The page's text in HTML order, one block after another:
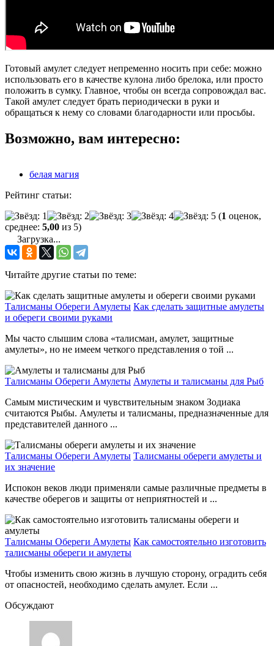
Готовый амулет следует непременно носить при себе: можно
использовать его в качестве кулона либо брелока, или просто
положить в сумку. Главное, чтобы он всегда сопровождал вас.
Такой амулет следует брать периодически в руки и
обращаться к нему со словами благодарности или просьбы.
Возможно, вам интересно:
белая магия
Рейтинг статьи:
(1 оценок,
среднее: 5,00 из 5)
Загрузка...
Читайте другие статьи по теме:
Талисманы Обереги Амулеты Как сделать защитные амулеты
и обереги своими руками
Мы часто слышим слова «талисман, амулет, защитные
амулеты», но не имеем четкого представления о той ...
Талисманы Обереги Амулеты Амулеты и талисманы для Рыб
Самым мистическим и чувствительным знаком Зодиака
считаются Рыбы. Амулеты и талисманы, предназначенные для
представителей данного ...
Талисманы Обереги Амулеты Талисманы обереги амулеты и
их значение
Испокон веков люди применяли самые различные предметы в
качестве оберегов и защиты от неприятностей и ...
Талисманы Обереги Амулеты Как самостоятельно изготовить
талисманы обереги и амулеты
Чтобы изменить свою жизнь в лучшую сторону, оградить себя
от опасностей, необходимо сделать амулет. Если ...
Обсуждают